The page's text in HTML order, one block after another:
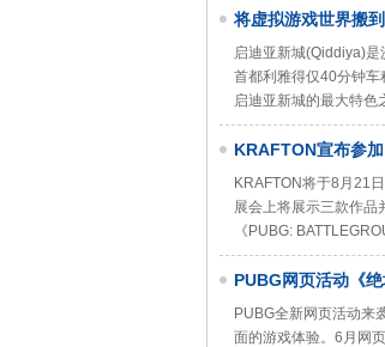
将虚拟游戏世界搬
启迪亚新城(Qiddiya)
首都利雅得仅40分钟车
启迪亚新城的最大特
KRAFTON宣布参
KRAFTON将于8月21
展会上将展示三款作品
《PUBG:
PUBG网页活动《
PUBG全新网页活动来
面的游戏体验。6月网